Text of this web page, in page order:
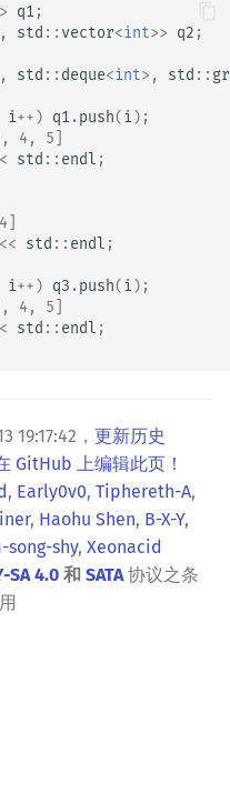
> q1 ;
, std :: vector<int>> q2 ;
, std :: deque<int> , std ::
i++) q1 .push(i);
4, 5]
std :: endl ;
<< std :: endl ;
i++) q3 .push(i);
4, 5]
std :: endl ;
19:17:42 ， 更新历史
GitHub 上编辑此页！
, Early0v0, Tiphereth-A,
, Haohu Shen, B-X-Y,
shy, Xeonacid
SA 4.0 和 SATA协议之条